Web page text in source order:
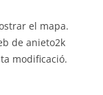
el mapa.
de anieto2k
modificació.